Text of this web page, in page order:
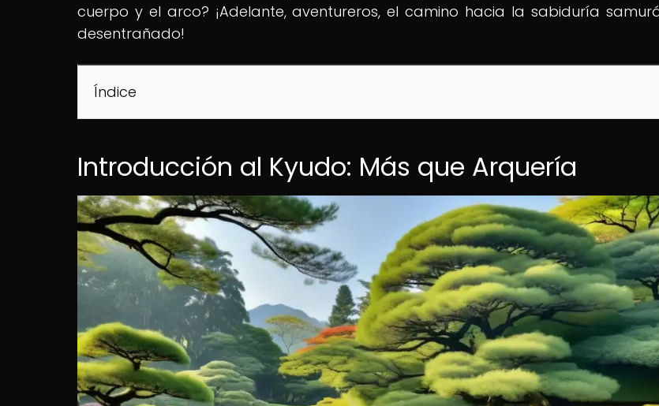
cuerpo y el arco? ¡Adelante, aventureros, el camino hacia la sabiduría
desentrañado!
Índice
Introducción al Kyudo: Más que Arquería